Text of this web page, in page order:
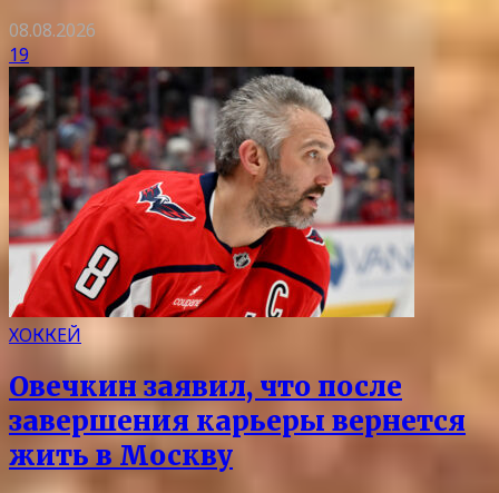
08.08.2026
19
ХОККЕЙ
Овечкин заявил, что после
завершения карьеры вернется
жить в Москву